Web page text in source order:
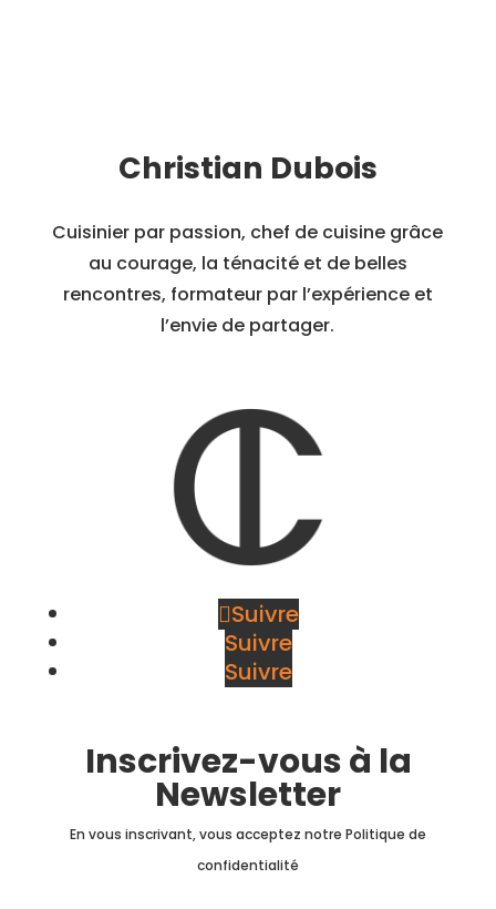
Christian Dubois
Cuisinier par passion, chef de cuisine grâce
au courage, la ténacité et de belles
rencontres, formateur par l’expérience et
l’envie de partager.
Suivre
Suivre
Suivre
Inscrivez-vous à la
Newsletter
En vous inscrivant, vous acceptez notre Politique de
confidentialité